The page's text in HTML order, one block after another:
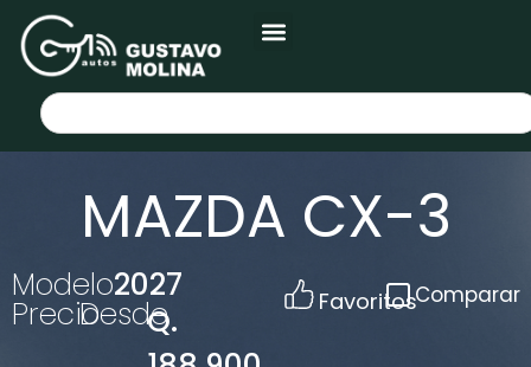
MAZDA CX-3
Modelo2027
PrecioDesde
Q.
FavoritosComparar